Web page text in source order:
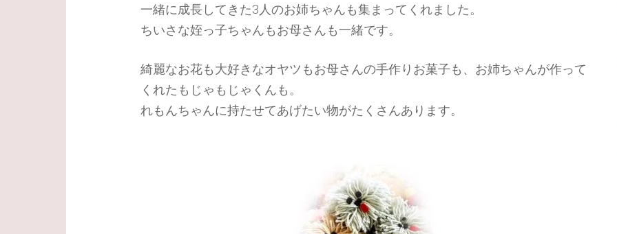
一緒に成長してきた3人のお姉ちゃんも集まってくれました。
ちいさな姪っ子ちゃんもお母さんも一緒です。
綺麗なお花も大好きなオヤツもお母さんの手作りお菓子も、お姉ちゃんが作って
くれたもじゃもじゃくんも。
れもんちゃんに持たせてあげたい物がたくさんあります。